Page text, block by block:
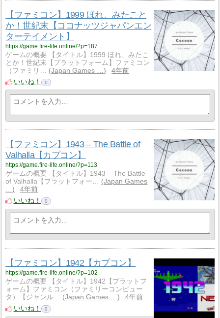
【ファミコン】1999 ほれ、みたこと
か！世紀末【ココナッツジャパンエン
ターテイメント】
https://game.fire-life.online/?p=187
ゲームの概要 【タイトル】1999 ほれ、みたこ
とか！世紀末【プラットフォーム】ファミコン
（ファミリ…
Japan Games …
4年前
いいね！
0
【ファミコン】1943 – The Battle of
Valhalla【カプコン】
https://game.fire-life.online/?p=113
ゲームの概要 【タイトル】1943 – The Battle
of Valhalla【プラットフォー…
Japan Games
…
4年前
いいね！
0
【ファミコン】1942【カプコン】
https://game.fire-life.online/?p=102
ゲームの概要 【タイトル】1942【プラットフ
ォーム】ファミコン（ファミリーコンピュー
タ）【ジャンル…
Japan Games …
4年前
いいね！
0